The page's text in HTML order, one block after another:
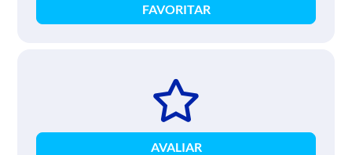
FAVORITAR
AVALIAR